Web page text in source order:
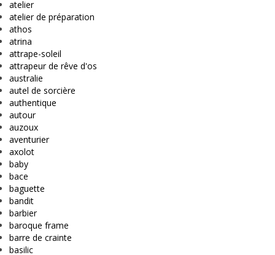
atelier
atelier de préparation
athos
atrina
attrape-soleil
attrapeur de rêve d'os
australie
autel de sorcière
authentique
autour
auzoux
aventurier
axolot
baby
bace
baguette
bandit
barbier
baroque frame
barre de crainte
basilic